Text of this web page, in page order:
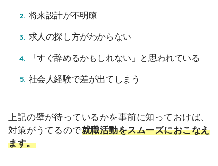
将来設計が不明瞭
求人の探し方がわからない
「すぐ辞めるかもしれない」と思われている
社会人経験で差が出てしまう
上記の壁が待っているかを事前に知っておけば、
対策がうてるので就職活動をスムーズにおこなえ
ます。